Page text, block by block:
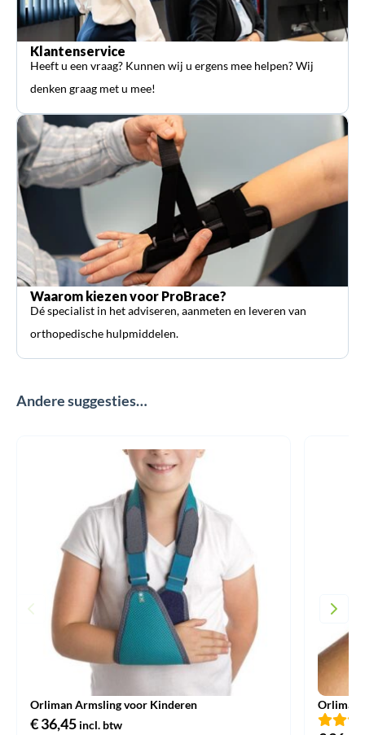
Klantenservice
Heeft u een vraag? Kunnen wij u ergens mee helpen? Wij
denken graag met u mee!
Waarom kiezen voor ProBrace?
Dé specialist in het adviseren, aanmeten en leveren van
orthopedische hulpmiddelen.
Andere suggesties…
Orliman Armsling voor Kinderen
€36,45 incl. btw
Orliman